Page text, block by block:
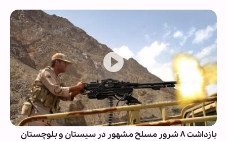
بازداشت ۸ شرور مسلح مشهور در سیستان و بلوچستان